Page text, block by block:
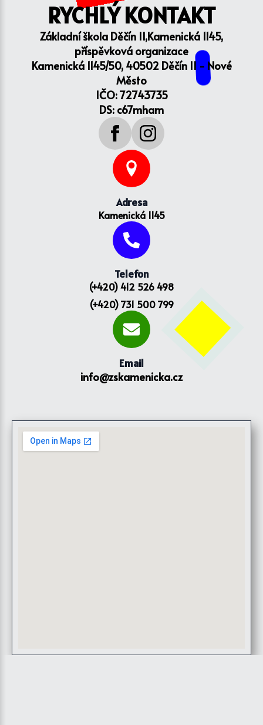
RYCHLÝ KONTAKT
Základní škola Děčín II,Kamenická 1145,
příspěvková organizace
Kamenická 1145/50, 40502 Děčín II - Nové
Město
IČO: 72743735
DS: c67mham
Adresa
Kamenická 1145
Telefon
(+420) 412 526 498
(+420) 731 500 799
Email
info@zskamenicka.cz